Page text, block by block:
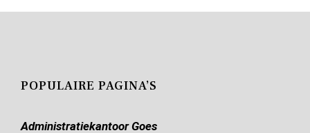
POPULAIRE PAGINA’S
Administratiekantoor Goes